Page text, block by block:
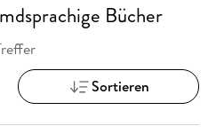
Bücher
Sortieren